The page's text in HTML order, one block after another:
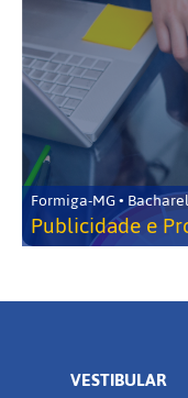
Formiga-MG •
Publicidade e
VESTIBULAR